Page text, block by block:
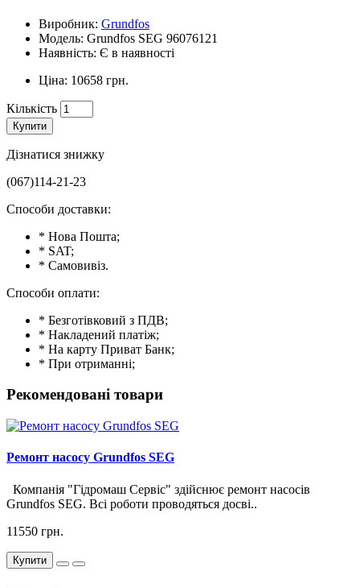
Виробник: Grundfos
Модель: Grundfos SEG 96076121
Наявність: Є в наявності
Ціна: 10658 грн.
Кількість
Купити
Дізнатися знижку
(067)114-21-23
Способи доставки:
* Нова Пошта;
* SAT;
* Самовивіз.
Способи оплати:
* Безготівковий з ПДВ;
* Накладений платіж;
* На карту Приват Банк;
* При отриманні;
Рекомендовані товари
Ремонт насосу Grundfos SEG
Компанія "Гідромаш Сервіс" здійснює ремонт насосів
Grundfos SEG. Всі роботи проводяться досві..
11550 грн.
Купити